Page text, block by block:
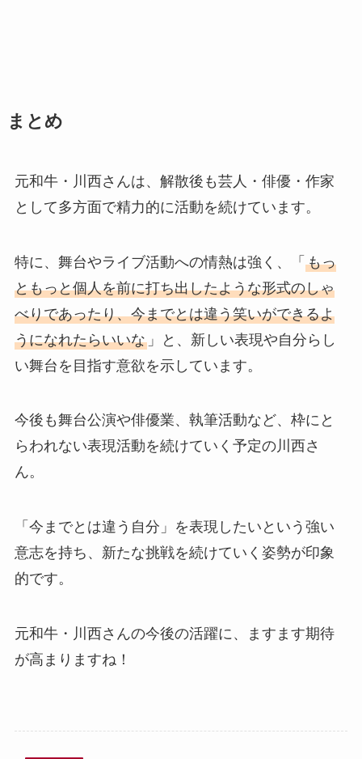
まとめ
元和牛・川西さんは、解散後も芸人・俳優・作家
として多方面で精力的に活動を続けています。
特に、舞台やライブ活動への情熱は強く、「 もっ
ともっと個人を前に打ち出したような形式のしゃ
べりであったり、今までとは違う笑いができるよ
うになれたらいいな」と、新しい表現や自分らし
い舞台を目指す意欲を示しています。
今後も舞台公演や俳優業、執筆活動など、枠にと
らわれない表現活動を続けていく予定の川西さ
ん。
「今までとは違う自分」を表現したいという強い
意志を持ち、新たな挑戦を続けていく姿勢が印象
的です。
元和牛・川西さんの今後の活躍に、ますます期待
が高まりますね！